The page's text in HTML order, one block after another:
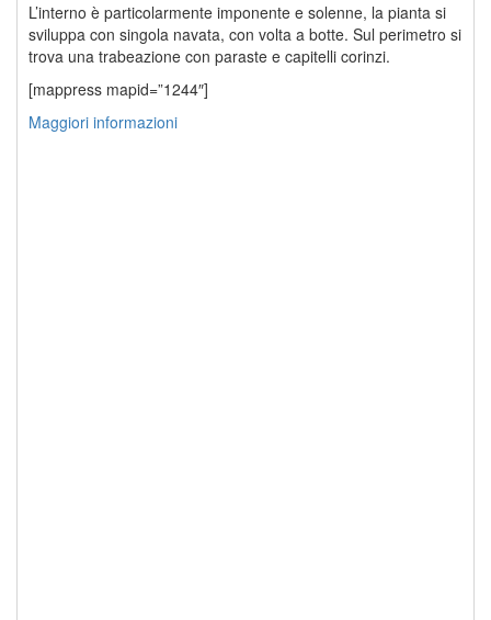
L’interno è particolarmente imponente e solenne, la pianta si
sviluppa con singola navata, con volta a botte. Sul perimetro si
trova una trabeazione con paraste e capitelli corinzi.
[mappress mapid=”1244″]
Maggiori informazioni